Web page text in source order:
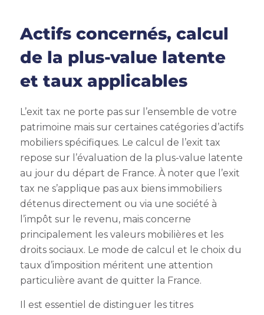
Actifs concernés, calcul
de la plus-value latente
et taux applicables
L’exit tax ne porte pas sur l’ensemble de votre
patrimoine mais sur certaines catégories d’actifs
mobiliers spécifiques. Le calcul de l’exit tax
repose sur l’évaluation de la plus-value latente
au jour du départ de France. À noter que l’exit
tax ne s’applique pas aux biens immobiliers
détenus directement ou via une société à
l’impôt sur le revenu, mais concerne
principalement les valeurs mobilières et les
droits sociaux. Le mode de calcul et le choix du
taux d’imposition méritent une attention
particulière avant de quitter la France.
Il est essentiel de distinguer les titres